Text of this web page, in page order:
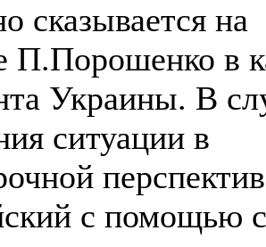
сказывается на
П.Порошенко в
Украины. В
ситуации в
с помощью